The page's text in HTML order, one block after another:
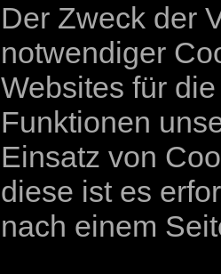
Der Zweck der
notwendiger
Websites für
Funktionen
Einsatz von
diese ist es
nach einem